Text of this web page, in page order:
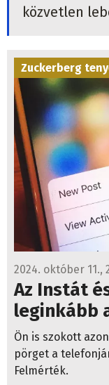
közvetlen
Zuckerberg
2024. október 11.,
Az Instát
leginkább
Ön is szokott
pörget a
Felmérték.